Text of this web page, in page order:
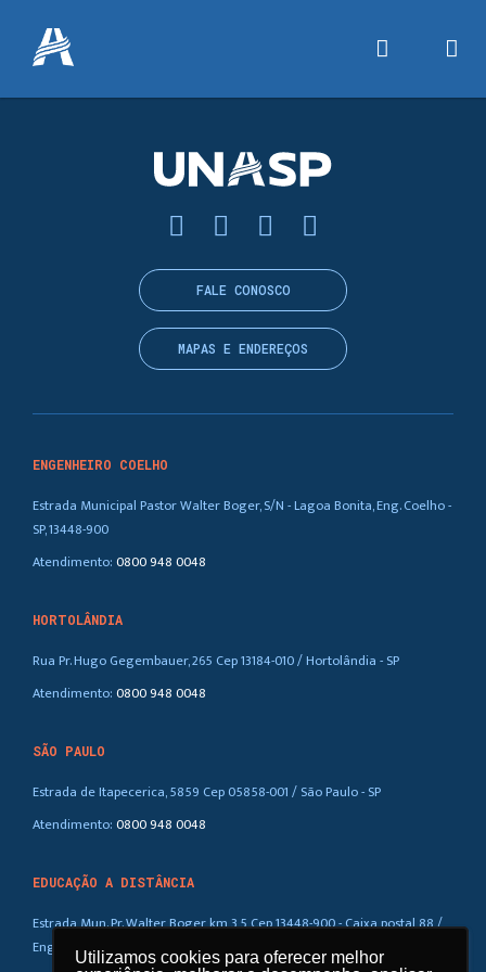
Utilizamos cookies para oferecer melhor
Utilizamos cookies para oferecer melhor
ENGENHEIRO COELHO
Estrada Municipal Pastor Walter Boger, S/N - Lagoa Bonita, Eng. Coelho -
SP, 13448-900
Atendimento:0800 948 0048
HORTOLÂNDIA
Rua Pr. Hugo Gegembauer, 265 Cep 13184-010 / Hortolândia - SP
Atendimento:0800 948 0048
SÃO PAULO
Estrada de Itapecerica, 5859 Cep 05858-001 / São Paulo - SP
Atendimento:0800 948 0048
EDUCAÇÃO A DISTÂNCIA
Estrada Mun. Pr. Walter Boger, km 3,5 Cep 13448-900 - Caixa postal 88 /
Eng. Coelho – SP
FALE CONOSCO
MAPAS E ENDEREÇOS